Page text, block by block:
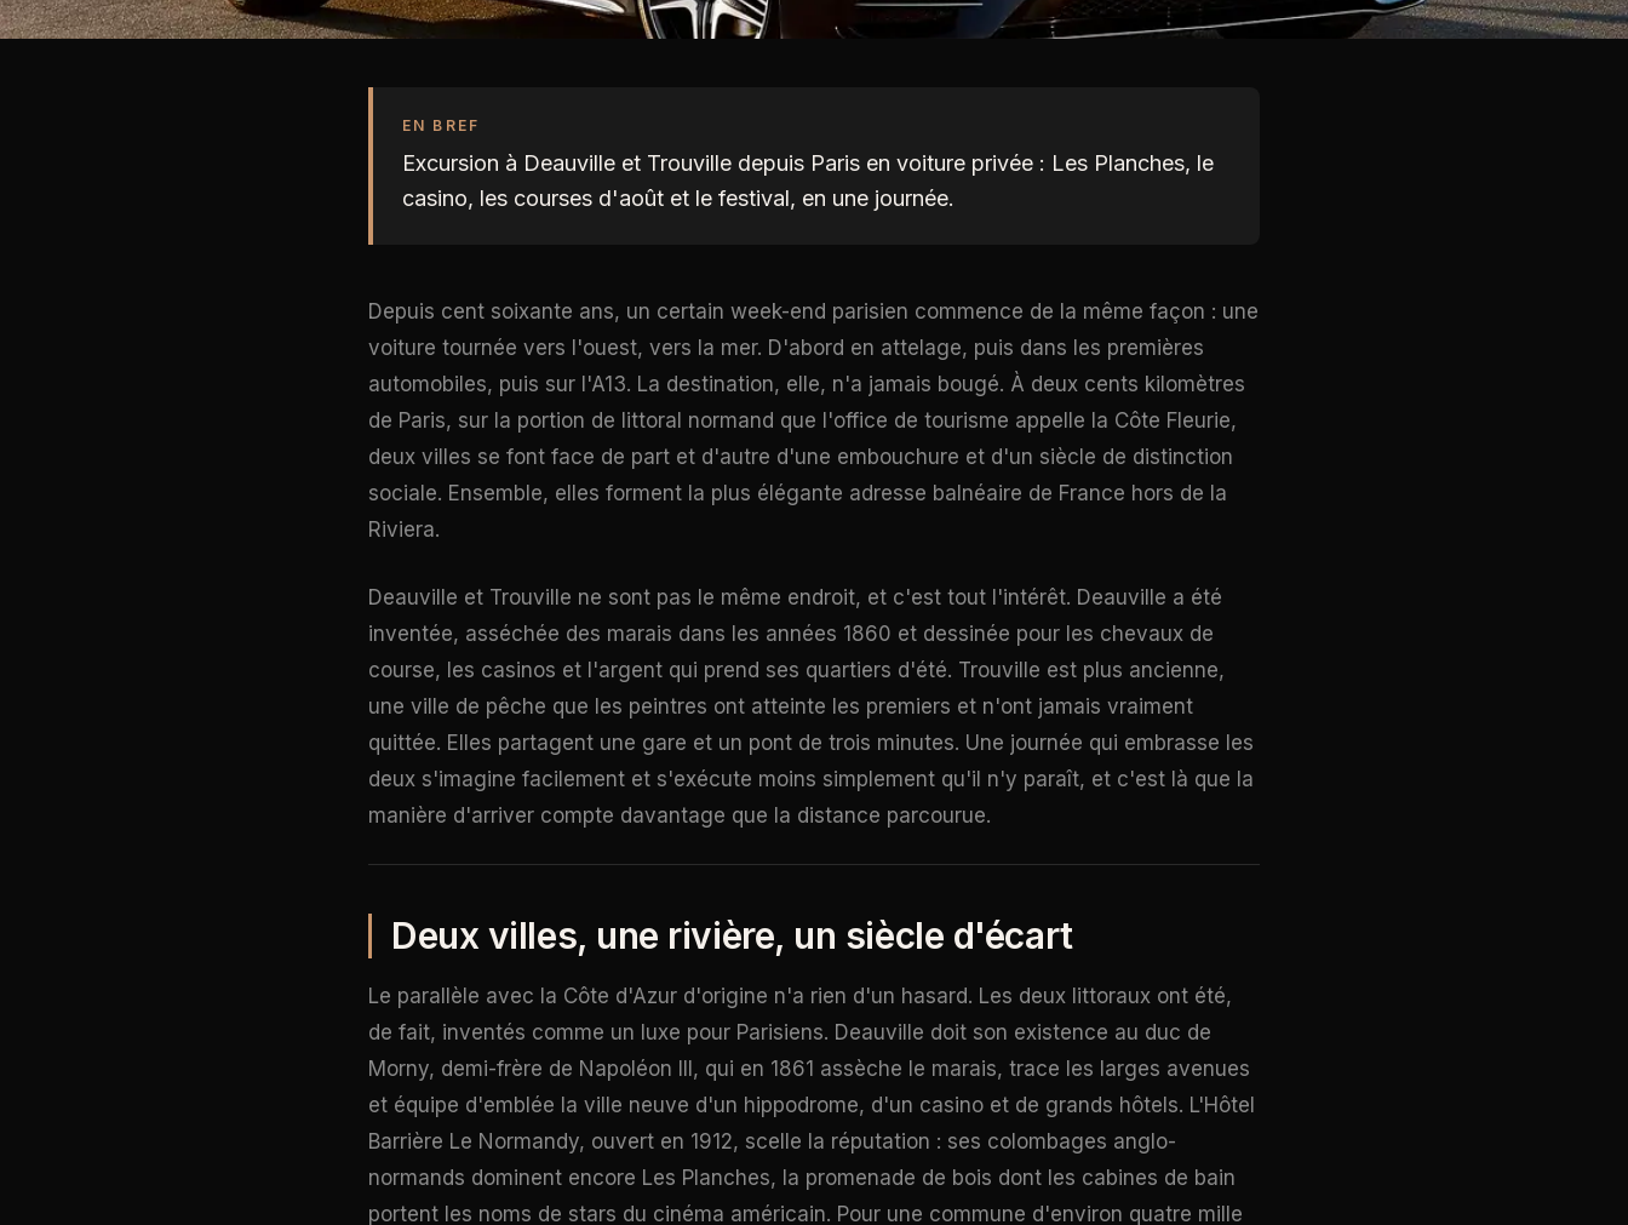
EN BREF
Excursion à Deauville et Trouville depuis Paris en voiture privée : Les Planches, le
casino, les courses d'août et le festival, en une journée.
Depuis cent soixante ans, un certain week-end parisien commence de la même façon : une
voiture tournée vers l'ouest, vers la mer. D'abord en attelage, puis dans les premières
automobiles, puis sur l'A13. La destination, elle, n'a jamais bougé. À deux cents kilomètres
de Paris, sur la portion de littoral normand que l'office de tourisme appelle la Côte Fleurie,
deux villes se font face de part et d'autre d'une embouchure et d'un siècle de distinction
sociale. Ensemble, elles forment la plus élégante adresse balnéaire de France hors de la
Riviera.
Deauville et Trouville ne sont pas le même endroit, et c'est tout l'intérêt. Deauville a été
inventée, asséchée des marais dans les années 1860 et dessinée pour les chevaux de
course, les casinos et l'argent qui prend ses quartiers d'été. Trouville est plus ancienne,
une ville de pêche que les peintres ont atteinte les premiers et n'ont jamais vraiment
quittée. Elles partagent une gare et un pont de trois minutes. Une journée qui embrasse les
deux s'imagine facilement et s'exécute moins simplement qu'il n'y paraît, et c'est là que la
manière d'arriver compte davantage que la distance parcourue.
Deux villes, une rivière, un siècle d'écart
Le parallèle avec la Côte d'Azur d'origine n'a rien d'un hasard. Les deux littoraux ont été,
de fait, inventés comme un luxe pour Parisiens. Deauville doit son existence au duc de
Morny, demi-frère de Napoléon III, qui en 1861 assèche le marais, trace les larges avenues
et équipe d'emblée la ville neuve d'un hippodrome, d'un casino et de grands hôtels. L'Hôtel
Barrière Le Normandy, ouvert en 1912, scelle la réputation : ses colombages anglo-
normands dominent encore Les Planches, la promenade de bois dont les cabines de bain
portent les noms de stars du cinéma américain. Pour une commune d'environ quatre mille